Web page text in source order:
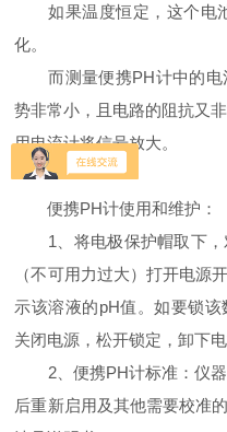
如果温度恒定，这个电
化。
而测量便携PH计中的电
势非常小，且电路的阻抗又
用电流计将信号放大。
便携PH计使用和维护：
1、将电极保护帽取下，
（不可用力过大）打开电源
示该溶液的pH值。如要锁该
关闭电源，松开锁定，卸下
2、便携PH计标准：仪器
后重新启用及其他需要校准